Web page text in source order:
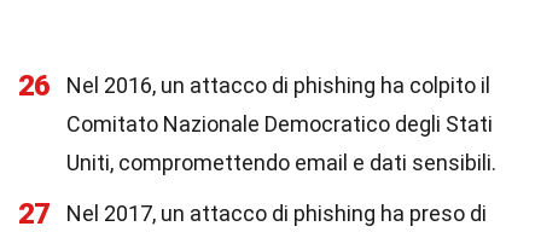
26
Nel 2016, un attacco di phishing ha colpito il
Comitato Nazionale Democratico degli Stati
Uniti, compromettendo email e dati sensibili.
27
Nel 2017, un attacco di phishing ha preso di